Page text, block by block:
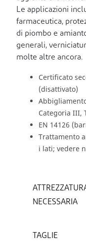
Le applicazioni
farmaceutica,
di piombo e
generali,
molte altre ancora.
Certificato
(disattivato)
Categoria III,
EN 14126
Trattamento
i lati; vedere
NECESSARIA
TAGLIE